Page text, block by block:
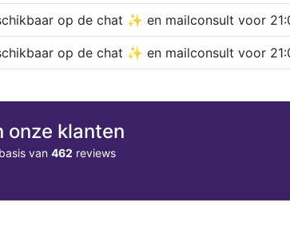
op de chat ✨ en mailconsult voor
op de chat ✨ en mailconsult voor
onze klanten
van 462 reviews